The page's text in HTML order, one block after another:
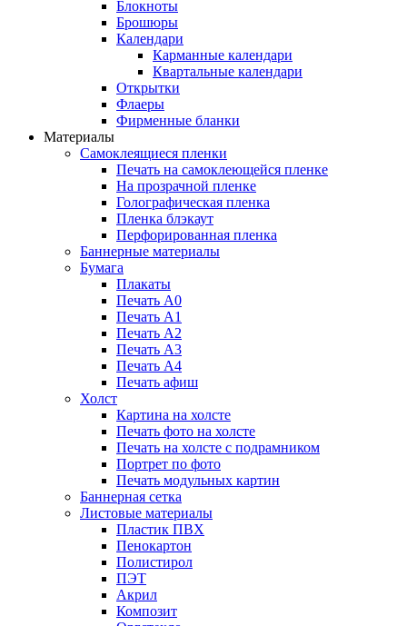
Блокноты
Брошюры
Календари
Карманные календари
Квартальные календари
Открытки
Флаеры
Фирменные бланки
Материалы
Самоклеящиеся пленки
Печать на самоклеющейся пленке
На прозрачной пленке
Голографическая пленка
Пленка блэкаут
Перфорированная пленка
Баннерные материалы
Бумага
Плакаты
Печать А0
Печать А1
Печать А2
Печать А3
Печать А4
Печать афиш
Холст
Картина на холсте
Печать фото на холсте
Печать на холсте с подрамником
Портрет по фото
Печать модульных картин
Баннерная сетка
Листовые материалы
Пластик ПВХ
Пенокартон
Полистирол
ПЭТ
Акрил
Композит